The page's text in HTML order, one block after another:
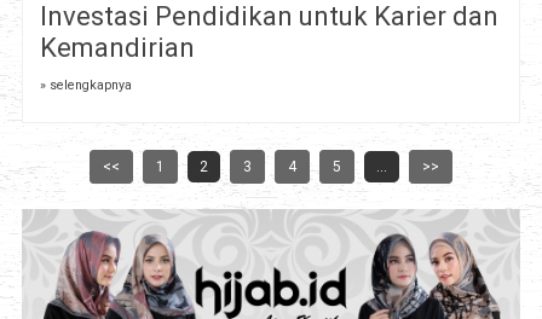
Investasi Pendidikan untuk Karier dan
Kemandirian
» selengkapnya
<< 1 2 3 4 5 ... >>